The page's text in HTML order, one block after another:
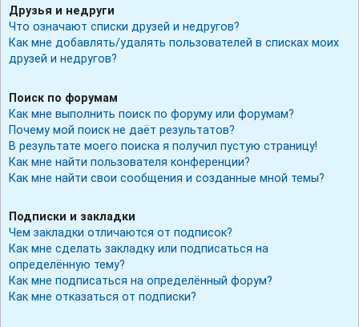
Друзья и недруги
Что означают списки друзей и недругов?
Как мне добавлять/удалять пользователей в списках моих
друзей и недругов?
Поиск по форумам
Как мне выполнить поиск по форуму или форумам?
Почему мой поиск не даёт результатов?
В результате моего поиска я получил пустую страницу!
Как мне найти пользователя конференции?
Как мне найти свои сообщения и созданные мной темы?
Подписки и закладки
Чем закладки отличаются от подписок?
Как мне сделать закладку или подписаться на
определённую тему?
Как мне подписаться на определённый форум?
Как мне отказаться от подписки?